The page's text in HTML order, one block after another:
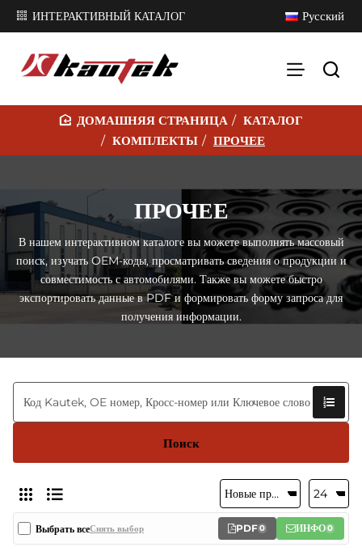
ИНТЕРАКТИВНЫЙ КАТАЛОГ Русский
H
O
КАТАЛОГ
КОМПЛЕКТЫ
ПРОЧЕЕ
ПРОЧЕЕ
В нашем интерактивном каталоге вы можете выполнять массовый
поиск, изучать OEM-коды, просматривать сведения о продукции и
совместимость с автомобилями. Также вы можете быстро
экспортировать данные в PDF и формировать форму запроса для
получения информации.
Поиск
Выбрать всеСнять выбор PDF0 ИНФО0